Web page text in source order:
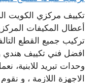
تكييف مركزي الكويت
أعطال المكيفات
تركيب جميع القطع
افضل فني تكييف هندي
وحدات تبريد للابنية،
الاجهزة اللازمة ، و